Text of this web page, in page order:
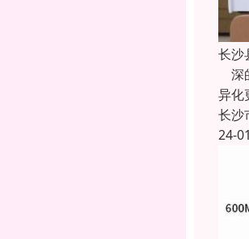
长沙
深
异
长沙
24-